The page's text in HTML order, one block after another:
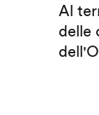
Al
delle